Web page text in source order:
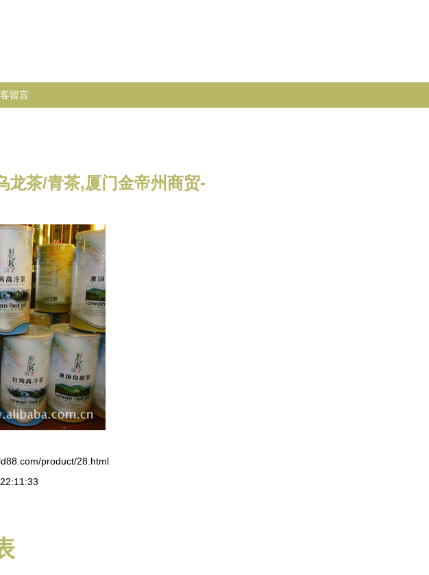
留言
龙茶/青茶,厦门金帝州商贸-
product/28.html